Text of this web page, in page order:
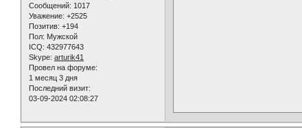
Сообщений: 1017
Уважение: +2525
Позитив: +194
Пол: Мужской
ICQ: 432977643
Skype: arturik41
Провел на форуме:
1 месяц 3 дня
Последний визит:
03-09-2024 02:08:27